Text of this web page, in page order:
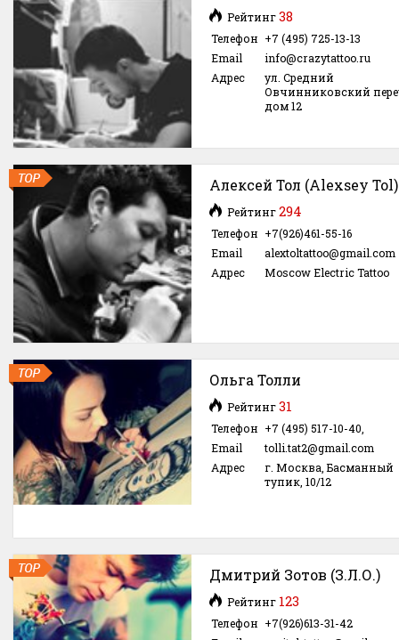
Рейтинг38
Телефон +7 (495) 725-13-13
Email
info@crazytattoo.ru
Адрес
ул. Средний
Овчинниковский
дом 12
Алексей Тол (Alexsey Tol)
Рейтинг294
Телефон +7(926)461-55-16
Email
alextoltattoo@gmail.com
Адрес
Moscow Electric Tattoo
Ольга Толли
Рейтинг31
Телефон +7 (495) 517-10-40,
Email
tolli.tat2@gmail.com
Адрес
г. Москва, Басманный
тупик, 10/12
Дмитрий Зотов (З.Л.О.)
Рейтинг 123
Телефон +7(926)613-31-42